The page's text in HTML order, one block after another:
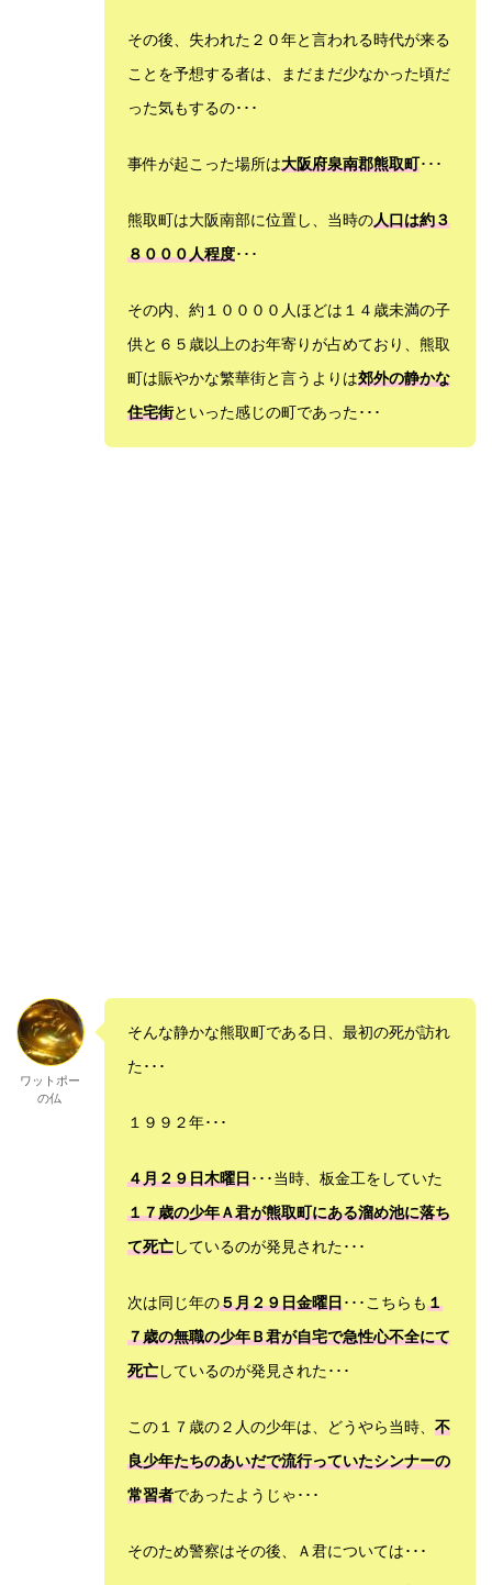
その後、失われた２０年と言われる時代が来る
ことを予想する者は、まだまだ少なかった頃だ
った気もするの･･･
事件が起こった場所は大阪府泉南郡熊取町･･･
熊取町は大阪南部に位置し、当時の人口は約３
８０００人程度･･･
その内、約１００００人ほどは１４歳未満の子
供と６５歳以上のお年寄りが占めており、熊取
町は賑やかな繁華街と言うよりは郊外の静かな
住宅街といった感じの町であった･･･
ワットポー
の仏
そんな静かな熊取町である日、最初の死が訪れ
た･･･
１９９２年･･･
４月２９日木曜日･･･当時、板金工をしていた
１７歳の少年Ａ君が熊取町にある溜め池に落ち
て死亡しているのが発見された･･･
次は同じ年の５月２９日金曜日･･･こちらも１
７歳の無職の少年Ｂ君が自宅で急性心不全にて
死亡しているのが発見された･･･
この１７歳の２人の少年は、どうやら当時、 不
良少年たちのあいだで流行っていたシンナーの
常習者であったようじゃ･･･
そのため警察はその後、Ａ君については･･･